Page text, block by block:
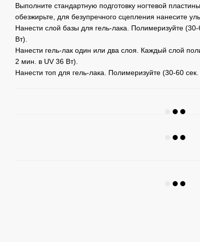
Выполните стандартную подготовку ногтевой
обезжирьте, для безупречного сцепления нанесите
Нанести слой базы для гель-лака. Полимеризуйте
Вт).
Нанести гель-лак один или два слоя. Каждый слой
2 мин. в UV 36 Вт).
Нанести топ для гель-лака. Полимеризуйте (30-60